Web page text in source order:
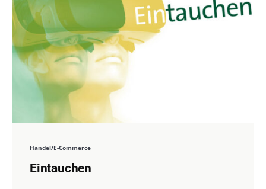
Handel/E-Commerce
Eintauchen